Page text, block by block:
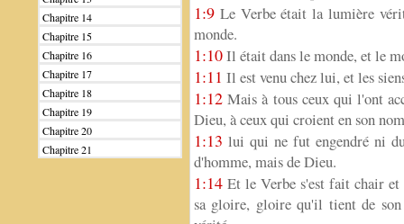
Chapitre 14
Chapitre 15
Chapitre 16
Chapitre 17
Chapitre 18
Chapitre 19
Chapitre 20
Chapitre 21
1:9 Le Verbe était la lumière
monde.
1:10Il était dans le monde, et le
1:11 Il est venu chez lui, et les
1:12 Mais à tous ceux qui l'ont
Dieu, à ceux qui croient en son
1:13 lui qui ne fut engendré ni
d'homme, mais de Dieu.
1:14 Et le Verbe s'est fait chair et
sa gloire, gloire qu'il tient de